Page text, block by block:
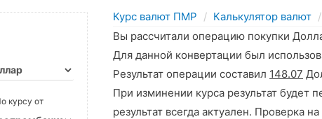
курсу от
Курс валют ПМР Калькулятор валют
Вы рассчитали операцию покупки
Для данной конвертации был
Результат операции составил 148.07
При изминении курса результат будет
результат всегда актуален. Проверка